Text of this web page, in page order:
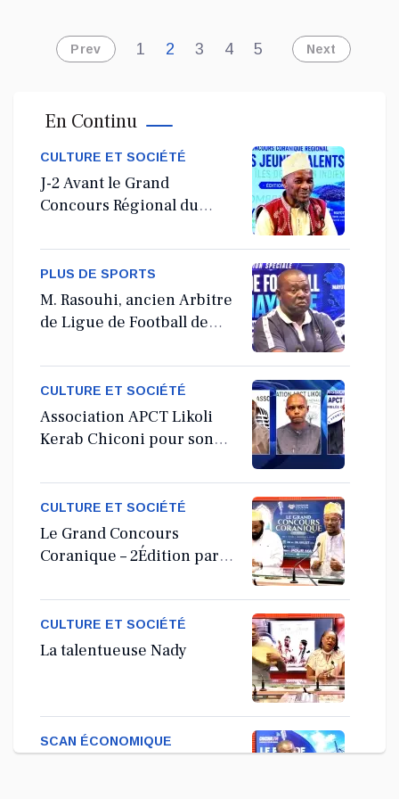
Prev 1 2 3 4 5 Next
En Continu
CULTURE ET SOCIÉTÉ
J-2 Avant le Grand
Concours Régional du
PLUS DE SPORTS
M. Rasouhi, ancien Arbitre
de Ligue de Football de
CULTURE ET SOCIÉTÉ
Association APCT Likoli
Kerab Chiconi pour son
Ordinaire
CULTURE ET SOCIÉTÉ
Le Grand Concours
Coranique – 2Édition par
Cour'an
CULTURE ET SOCIÉTÉ
La talentueuse Nady
SCAN ÉCONOMIQUE